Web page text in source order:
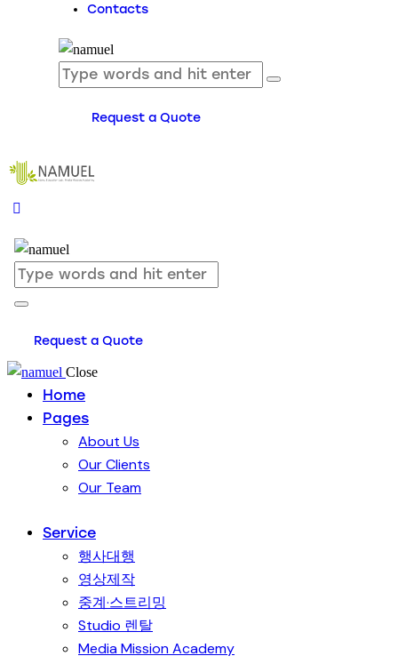
Contacts
Request a Quote
Request a Quote
Close
Home
Pages
About Us
Our Clients
Our Team
Service
행사대행
영상제작
중계·스트리밍
Studio 렌탈
Media Mission Academy